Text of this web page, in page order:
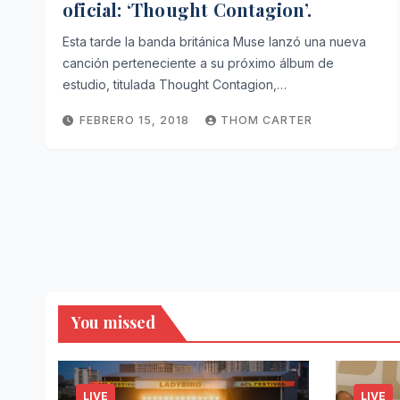
oficial: ‘Thought Contagion’.
Esta tarde la banda británica Muse lanzó una nueva
canción perteneciente a su próximo álbum de
estudio, titulada Thought Contagion,…
FEBRERO 15, 2018 THOM CARTER
You missed
LIVE LIVE